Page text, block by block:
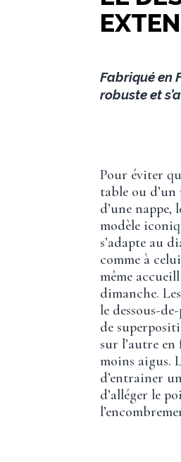
Fabriqué en
robuste et
Pour éviter
table ou
d’une nappe,
modèle
s’adapte au
comme à
même
dimanche.
le dessous-
de
sur l’autre
moins aigus.
d’entrainer
d’alléger le